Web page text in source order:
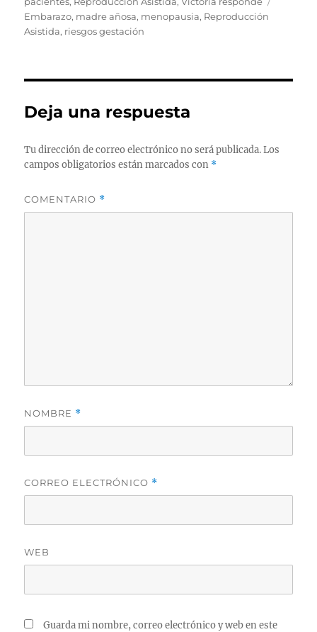
Embarazo, madre añosa, menopausia, Reproducción
Asistida, riesgos gestación
Deja una respuesta
Tu dirección de correo electrónico no será publicada. Los
campos obligatorios están marcados con *
COMENTARIO *
NOMBRE *
CORREO ELECTRÓNICO *
WEB
Guarda mi nombre, correo electrónico y web en este